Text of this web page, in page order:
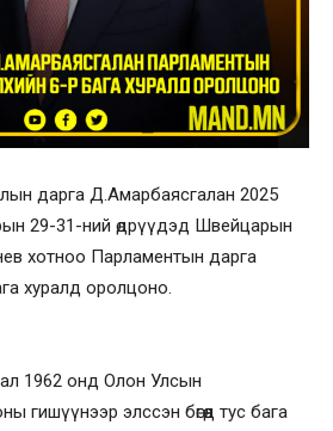
дарга Д.Амарбаясгалан 2025
29-31-ний өдрүүдэд Швейцарын
хотноо Парламентын дарга
хуралд оролцоно.
1962 онд Олон Улсын
гишүүнээр элссэн бөгөөд тус бага